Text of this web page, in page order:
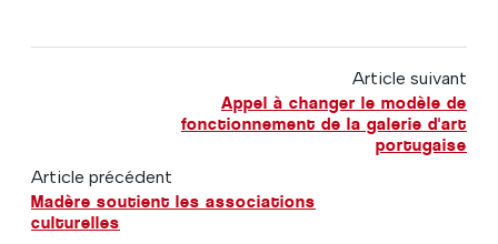
Article suivant
Appel à changer le modèle de
fonctionnement de la galerie d'art
portugaise
Article précédent
Madère soutient les associations
culturelles